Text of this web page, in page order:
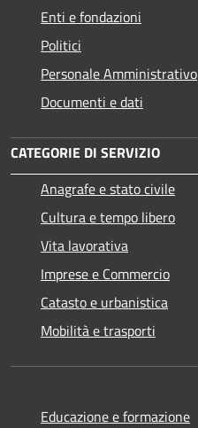
Enti e fondazioni
Politici
Personale Amministrativo
Documenti e dati
CATEGORIE DI SERVIZIO
Anagrafe e stato civile
Cultura e tempo libero
Vita lavorativa
Imprese e Commercio
Catasto e urbanistica
Mobilità e trasporti
Educazione e formazione